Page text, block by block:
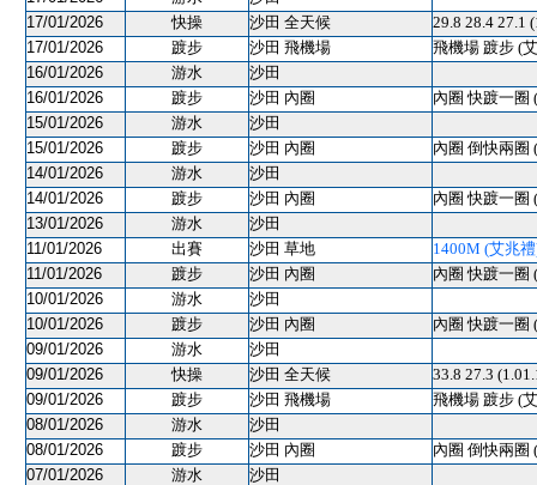
17/01/2026
快操 沙田 全天候
29.8 28.4 27.1
17/01/2026
踱步 沙田 飛機場
飛機場 踱步 (
16/01/2026
游水
沙田
16/01/2026
踱步 沙田 內圈
內圈 快踱一圈
15/01/2026
游水
沙田
15/01/2026
踱步 沙田 內圈
內圈 倒快兩圈
14/01/2026
游水
沙田
14/01/2026
踱步 沙田 內圈
內圈 快踱一圈
13/01/2026
游水
沙田
11/01/2026
出賽 沙田 草地
1400M (艾兆
11/01/2026
踱步 沙田 內圈
內圈 快踱一圈
10/01/2026
游水
沙田
10/01/2026
踱步 沙田 內圈
內圈 快踱一圈
09/01/2026
游水
沙田
09/01/2026
快操 沙田 全天候
33.8 27.3
09/01/2026
踱步 沙田 飛機場
飛機場 踱步 (
08/01/2026
游水
沙田
08/01/2026
踱步 沙田 內圈
內圈 倒快兩圈
07/01/2026
游水
沙田